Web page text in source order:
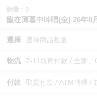
銷量 : 0
龍在薄暮中吟唱(全) 26年8
選擇 選擇商品數量
物流
付款 取貨付款 / ATM轉帳 /